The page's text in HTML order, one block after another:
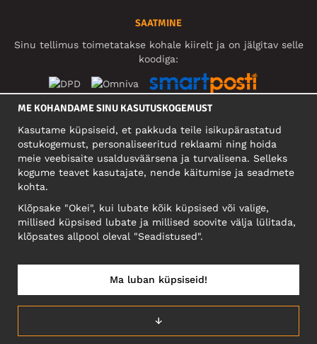
SAATMINE
Sinu tellimus toimetatakse kohale kiirelt ja on jälgitav selle
koodiga:
FIRMA
Mäeküla tn 9, EE-13525 Tallinn
Reg: 17449603, KMKR: EE102960721
EESTI/EESTI KEEL
ME KOHANDAME SINU KASUTUSKOGEMUST
Kasutame küpsiseid, et pakkuda teile isikupärastatud
ostukogemust, personaliseeritud reklaami ning hoida
meie veebisaite usaldusväärsena ja turvalisena. Selleks
kogume teavet kasutajate, nende käitumise ja seadmete
kohta.
Klõpsake "Okei", kui lubate kõik küpsised või valige,
millised küpsised lubate ja millised soovite välja lülitada,
klõpsates allpool oleval "Seadistused".
↓
Ma luban küpsiseid!